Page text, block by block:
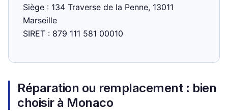
Siège : 134 Traverse de la Penne, 13011
Marseille
SIRET : 879 111 581 00010
Réparation ou remplacement : bien
choisir à Monaco